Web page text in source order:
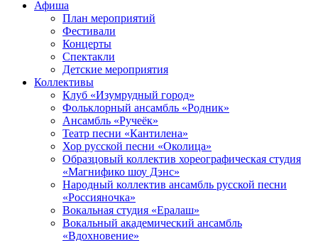
Афиша
План мероприятий
Фестивали
Концерты
Спектакли
Детские мероприятия
Коллективы
Клуб «Изумрудный город»
Фольклорный ансамбль «Родник»
Ансамбль «Ручеёк»
Театр песни «Кантилена»
Хор русской песни «Околица»
Образцовый коллектив хореографическая студия
«Магнифико шоу Дэнс»
Народный коллектив ансамбль русской песни
«Россияночка»
Вокальная студия «Ералаш»
Вокальный академический ансамбль
«Вдохновение»